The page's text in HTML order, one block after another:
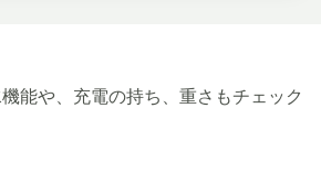
能や、充電の持ち、重さもチェック